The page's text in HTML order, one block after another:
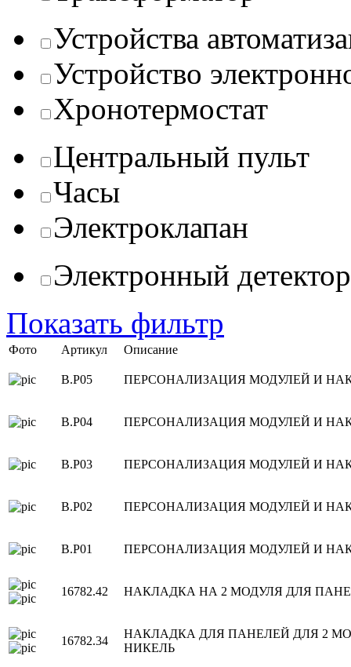
Устройства
Устройство
Хронотермостат
Центральный пульт
Часы
Электроклапан
Электронный детектор
Показать фильтр
Фото Артикул Описание
B.P05 ПЕРСОНАЛИЗАЦИЯ МОДУЛЕЙ И
B.P04 ПЕРСОНАЛИЗАЦИЯ МОДУЛЕЙ И
B.P03 ПЕРСОНАЛИЗАЦИЯ МОДУЛЕЙ И
B.P02 ПЕРСОНАЛИЗАЦИЯ МОДУЛЕЙ И
B.P01 ПЕРСОНАЛИЗАЦИЯ МОДУЛЕЙ И
16782.42 НАКЛАДКА НА 2 МОДУЛЯ ДЛЯ
16782.34
НАКЛАДКА ДЛЯ ПАНЕЛЕЙ ДЛЯ 2
НИКЕЛЬ